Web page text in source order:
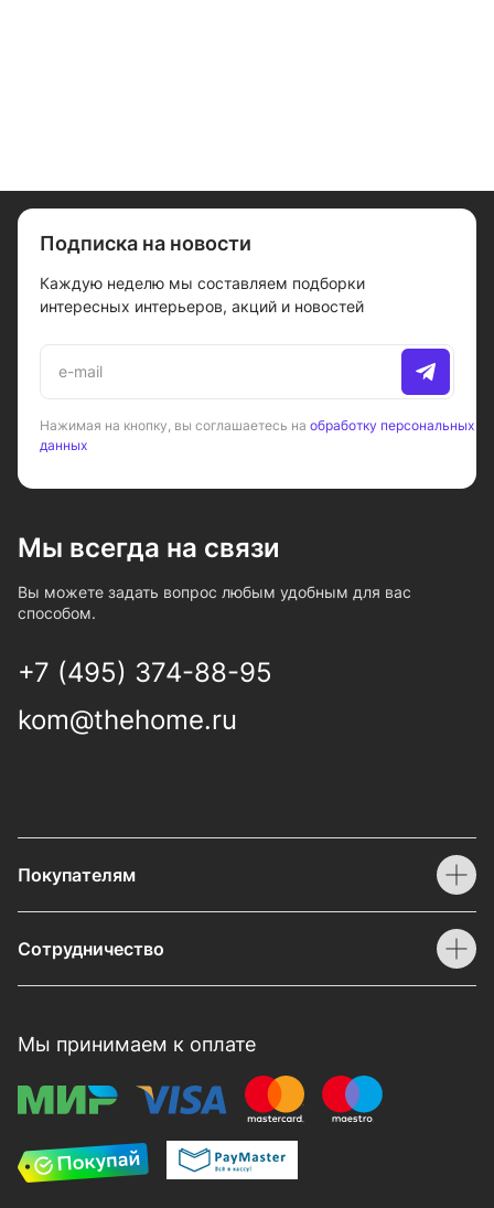
Подписка на новости
Каждую неделю мы составляем подборки
интересных интерьеров, акций и новостей
Нажимая на кнопку, вы соглашаетесь на обработку персональных
данных
Мы всегда на связи
Вы можете задать вопрос любым удобным для вас
способом.
+7 (495) 374-88-95
kom@thehome.ru
Покупателям
Сотрудничество
Мы принимаем к оплате